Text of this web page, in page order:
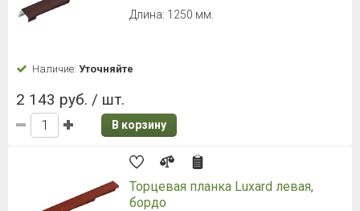
Длина: 1250 мм.
Наличие: Уточняйте
2 143 руб. / шт.
В корзину
Торцевая планка Luxard левая,
бордо